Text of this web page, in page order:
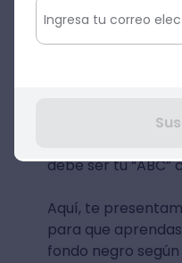
ellas es llevar a
exclusivamente
debe ser tu
Aquí, te
para que
fondo negro